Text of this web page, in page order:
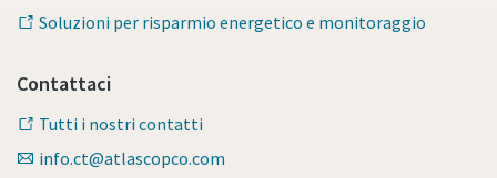
Soluzioni per risparmio energetico e monitoraggio
Contattaci
Tutti i nostri contatti
info.ct@atlascopco.com